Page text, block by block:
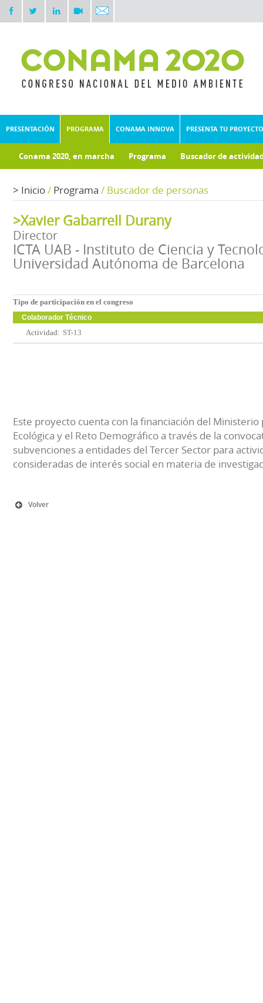
PRESENTACIÓN PROGRAMA CONAMA INNOVA PRESENTA TU PROYECTO
Conama 2020, en marcha Programa Buscador de
> Inicio/ Programa / Buscador de personas
>Xavier Gabarrell Durany
Director
ICTA UAB - Instituto de Ciencia y
Universidad Autónoma de Barcelona
Tipo de participación en el congreso
Colaborador Técnico
Actividad: ST-13
Este proyecto cuenta con la financiación del Ministerio
Ecológica y el Reto Demográfico a través de la
subvenciones a entidades del Tercer Sector para
consideradas de interés social en materia de
Volver